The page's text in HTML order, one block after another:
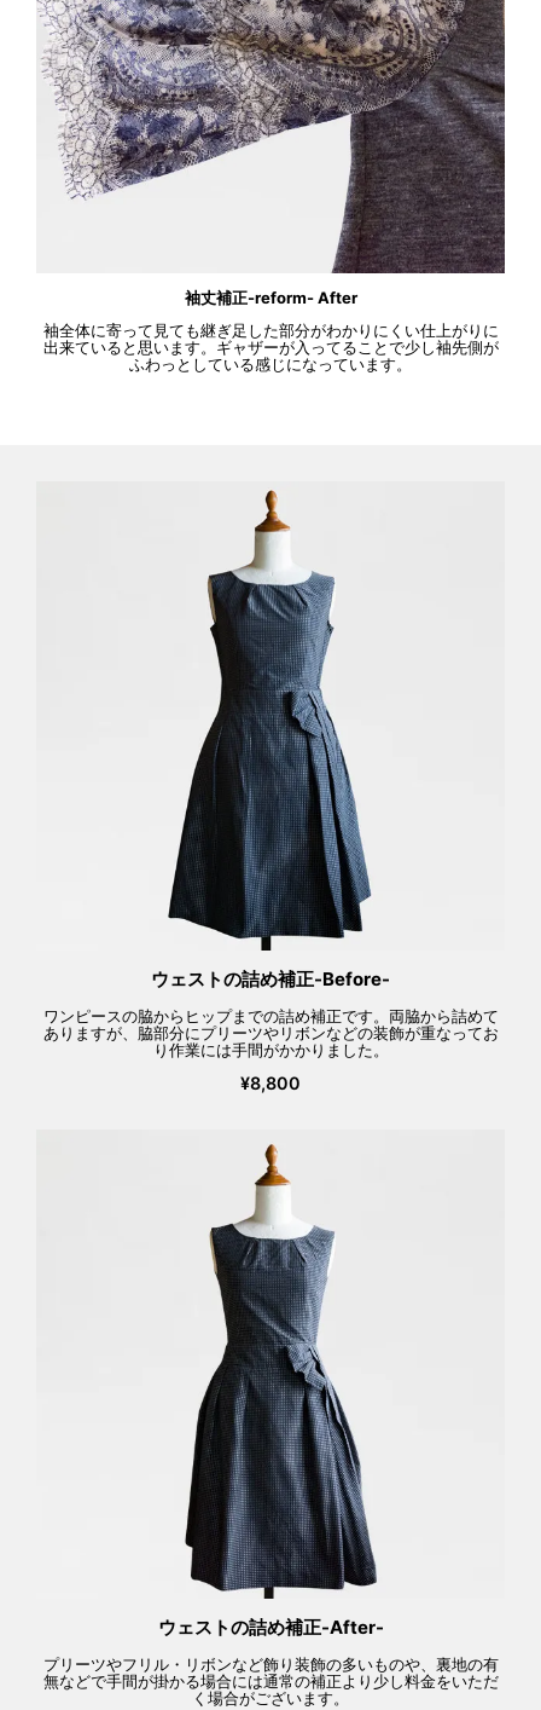
袖丈補正-reform- After
袖全体に寄って見ても継ぎ足した部分がわかりにくい仕上がりに
出来ていると思います。ギャザーが入ってることで少し袖先側が
ふわっとしている感じになっています。
ウェストの詰め補正-Before-
ワンピースの脇からヒップまでの詰め補正です。両脇から詰めて
ありますが、脇部分にプリーツやリボンなどの装飾が重なってお
り作業には手間がかかりました。
¥8,800
ウェストの詰め補正-After-
プリーツやフリル・リボンなど飾り装飾の多いものや、裏地の有
無などで手間が掛かる場合には通常の補正より少し料金をいただ
く場合がございます。